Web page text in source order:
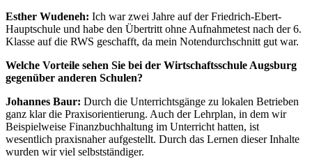
Esther Wudeneh: Ich war zwei Jahre auf der Friedrich-Ebert-
Hauptschule und habe den Übertritt ohne Aufnahmetest nach der 6.
Klasse auf die RWS geschafft, da mein Notendurchschnitt gut war.
Welche Vorteile sehen Sie bei der Wirtschaftsschule Augsburg
gegenüber anderen Schulen?
Johannes Baur: Durch die Unterrichtsgänge zu lokalen Betrieben
ganz klar die Praxisorientierung. Auch der Lehrplan, in dem wir
Beispielweise Finanzbuchhaltung im Unterricht hatten, ist
wesentlich praxisnaher aufgestellt. Durch das Lernen dieser Inhalte
wurden wir viel selbstständiger.